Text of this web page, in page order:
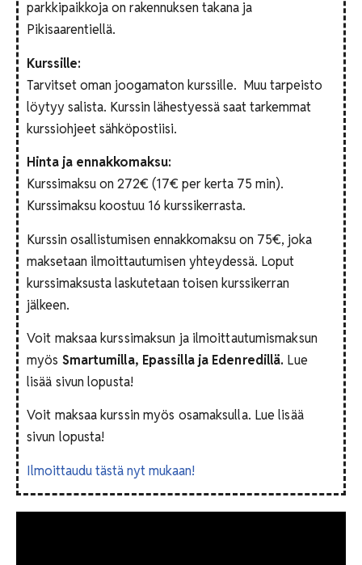
parkkipaikkoja on rakennuksen takana ja
Pikisaarentiellä.
Kurssille:
Tarvitset oman joogamaton kurssille. Muu tarpeisto
löytyy salista. Kurssin lähestyessä saat tarkemmat
kurssiohjeet sähköpostiisi.
Hinta ja ennakkomaksu:
Kurssimaksu on 272€ (17€ per kerta 75 min).
Kurssimaksu koostuu 16 kurssikerrasta.
Kurssin osallistumisen ennakkomaksu on 75€, joka
maksetaan ilmoittautumisen yhteydessä. Loput
kurssimaksusta laskutetaan toisen kurssikerran
jälkeen.
Voit maksaa kurssimaksun ja ilmoittautumismaksun
myös Smartumilla, Epassilla ja Edenredillä. Lue
lisää sivun lopusta!
Voit maksaa kurssin myös osamaksulla. Lue lisää
sivun lopusta!
Ilmoittaudu tästä nyt mukaan!